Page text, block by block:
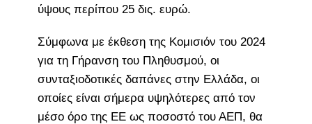
ύψους περίπου 25 δις. ευρώ.
Σύμφωνα με έκθεση της Κομισιόν του 2024
για τη Γήρανση του Πληθυσμού, οι
συνταξιοδοτικές δαπάνες στην Ελλάδα, οι
οποίες είναι σήμερα υψηλότερες από τον
μέσο όρο της ΕΕ ως ποσοστό του ΑΕΠ, θα